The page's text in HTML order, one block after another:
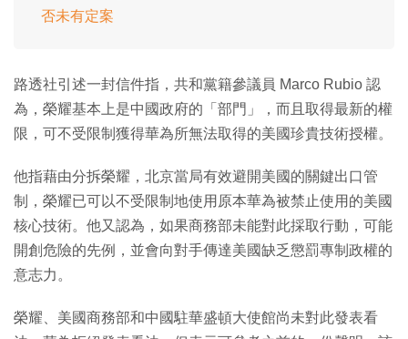
否未有定案
路透社引述一封信件指，共和黨籍參議員 Marco Rubio 認
為，榮耀基本上是中國政府的「部門」，而且取得最新的權
限，可不受限制獲得華為所無法取得的美國珍貴技術授權。
他指藉由分拆榮耀，北京當局有效避開美國的關鍵出口管
制，榮耀已可以不受限制地使用原本華為被禁止使用的美國
核心技術。他又認為，如果商務部未能對此採取行動，可能
開創危險的先例，並會向對手傳達美國缺乏懲罰專制政權的
意志力。
榮耀、美國商務部和中國駐華盛頓大使館尚未對此發表看